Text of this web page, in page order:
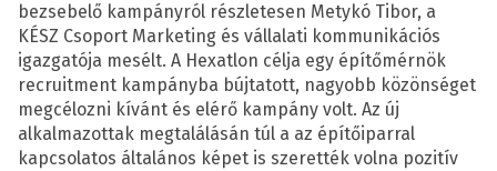
bezsebelő kampányról részletesen Metykó Tibor, a
KÉSZ Csoport Marketing és vállalati kommunikációs
igazgatója mesélt. A Hexatlon célja egy építőmérnök
recruitment kampányba bújtatott, nagyobb közönséget
megcélozni kívánt és elérő kampány volt. Az új
alkalmazottak megtalálásán túl a az építőiparral
kapcsolatos általános képet is szerették volna pozitív